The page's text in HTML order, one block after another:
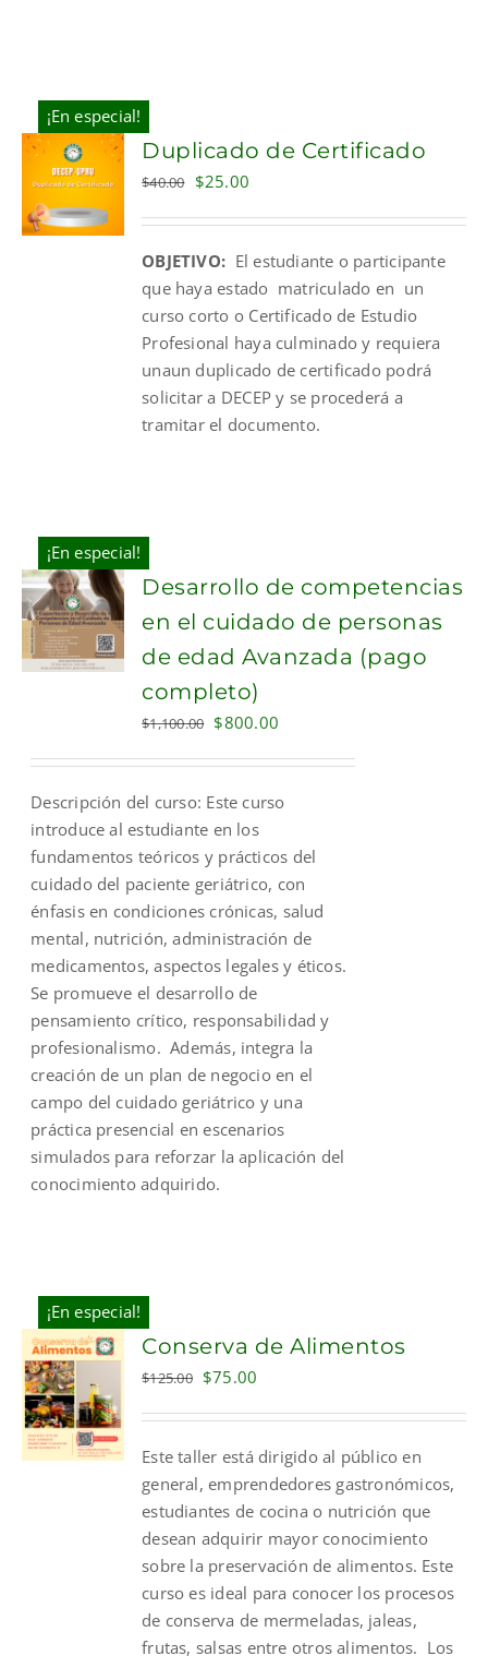
¡En especial!
ADD TO
CART
Duplicado de Certificado
$40.00 Original
$40.00.
$25.00
$25.00.
OBJETIVO: El estudiante o participante
que haya estado matriculado en un
curso corto o Certificado de Estudio
Profesional haya culminado y requiera
unaun duplicado de certificado podrá
solicitar a DECEP y se procederá a
tramitar el documento.
¡En especial!
ADD TO
CART
Desarrollo de competencias
en el cuidado de personas
de edad Avanzada (pago
completo)
$1,100.00 Original
$1,100.00.
$800.00
$800.00.
Descripción del curso: Este curso
introduce al estudiante en los
fundamentos teóricos y prácticos del
cuidado del paciente geriátrico, con
énfasis en condiciones crónicas, salud
mental, nutrición, administración de
medicamentos, aspectos legales y éticos.
Se promueve el desarrollo de
pensamiento crítico, responsabilidad y
profesionalismo. Además, integra la
creación de un plan de negocio en el
campo del cuidado geriátrico y una
práctica presencial en escenarios
simulados para reforzar la aplicación del
conocimiento adquirido.
¡En especial!
ADD TO
CART
Conserva de Alimentos
$125.00 Original
$125.00.
$75.00
$75.00.
Este taller está dirigido al público en
general, emprendedores gastronómicos,
estudiantes de cocina o nutrición que
desean adquirir mayor conocimiento
sobre la preservación de alimentos. Este
curso es ideal para conocer los procesos
de conserva de mermeladas, jaleas,
frutas, salsas entre otros alimentos. Los